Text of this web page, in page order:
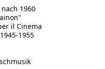
1960
il Cinema
1955